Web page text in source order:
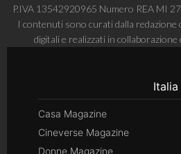
P.IVA 13542920965 Numero REA MI
I contenuti sono curati dalla
digitali e realizzati in
Italia
Casa Magazine
Cineverse Magazine
Donne Magazine